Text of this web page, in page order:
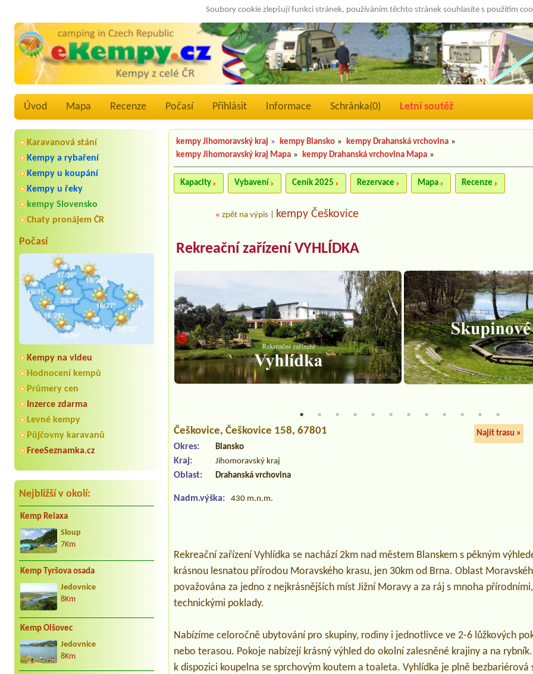
Soubory cookie zlepšují funkci stránek, používáním těchto stránek souhlasíte s použitím
Úvod Mapa Recenze Počasí Přihlásit Informace Schránka(0) Letní soutěž
Karavanová stání
Kempy a rybaření
Kempy u koupání
Kempy u řeky
kempy Slovensko
Chaty pronájem ČR
Počasí
Kempy na videu
Hodnocení kempů
Průmery cen
Inzerce zdarma
Levné kempy
Půjčovny karavanů
FreeSeznamka.cz
Nejbližší v okolí:
Kemp Relaxa
Sloup
7Km
Kemp Tyršova osada
Jedovnice
8Km
Kemp Olšovec
Jedovnice
8Km
kempy Jihomoravský kraj » kempy Blansko » kempy Drahanská vrchovina »
kempy Jihomoravský kraj Mapa » kempy Drahanská vrchovina Mapa »
Kapacity Vybavení Ceník 2025 Rezervace Mapa Recenze
«zpět na výpis kempy Češkovice
Rekreační zařízení VYHLÍDKA
Češkovice, Češkovice 158, 67801 Najít trasu »
Okres: Blansko
Kraj: Jihomoravský kraj
Oblast: Drahanská vrchovina
Nadm.výška: 430 m.n.m.
Rekreační zařízení Vyhlídka se nachází 2km nad městem Blanskem s pěkným
krásnou lesnatou přírodou Moravského krasu, jen 30km od Brna. Oblast
považována za jedno z nejkrásnějších míst Jižní Moravy a za ráj s mnoha
technickými poklady.
Nabízíme celoročně ubytování pro skupiny, rodiny i jednotlivce ve 2-6 lůžkových
nebo terasou. Pokoje nabízejí krásný výhled do okolní zalesněné krajiny a na
k dispozici koupelna se sprchovým koutem a toaleta. Vyhlídka je plně bezbariérová